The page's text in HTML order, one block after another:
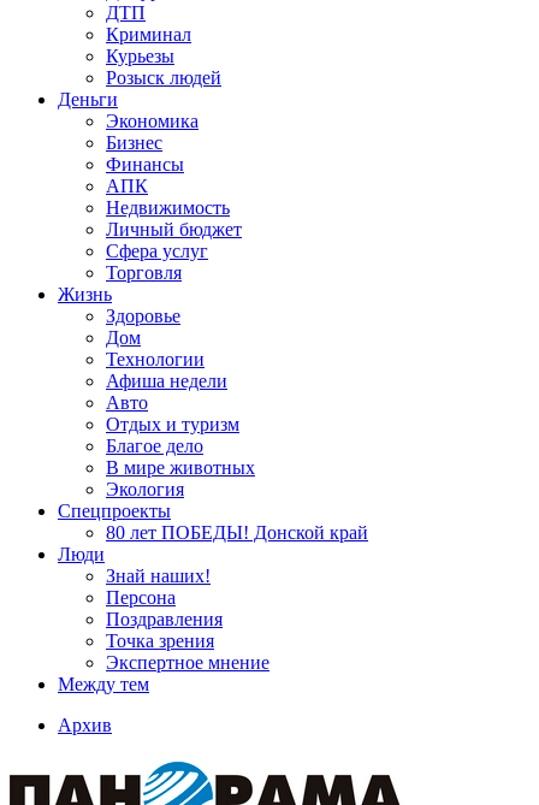
ДТП
Криминал
Курьезы
Розыск людей
Деньги
Экономика
Бизнес
Финансы
АПК
Недвижимость
Личный бюджет
Сфера услуг
Торговля
Жизнь
Здоровье
Дом
Технологии
Афиша недели
Авто
Отдых и туризм
Благое дело
В мире животных
Экология
Спецпроекты
80 лет ПОБЕДЫ! Донской край
Люди
Знай наших!
Персона
Поздравления
Точка зрения
Экспертное мнение
Между тем
Архив